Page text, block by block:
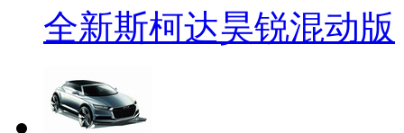
全新斯柯达昊锐混动版